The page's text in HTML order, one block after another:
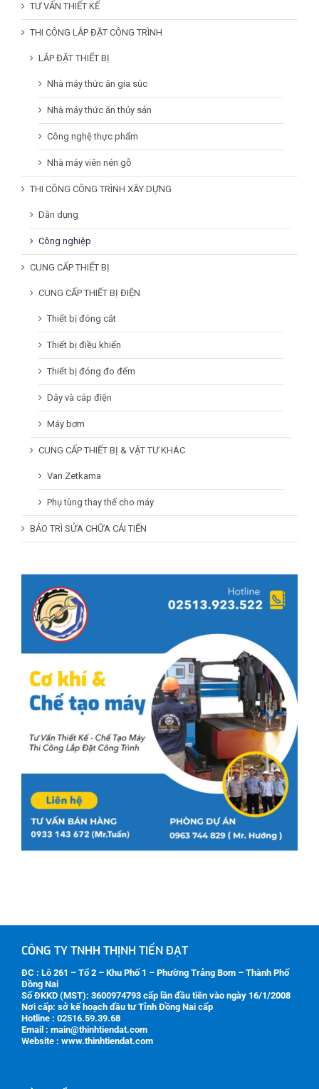
TƯ VẤN THIẾT KẾ
THI CÔNG LẮP ĐẶT CÔNG TRÌNH
LẮP ĐẶT THIẾT BỊ
Nhà máy thức ăn gia súc
Nhà máy thức ăn thủy sản
Công nghệ thực phẩm
Nhà máy viên nén gỗ
THI CÔNG CÔNG TRÌNH XÂY DỰNG
Dân dụng
Công nghiệp
CUNG CẤP THIẾT BỊ
CUNG CẤP THIẾT BỊ ĐIỆN
Thiết bị đóng cắt
Thiết bị điều khiển
Thiết bị đóng đo đếm
Dây và cáp điện
Máy bơm
CUNG CẤP THIẾT BỊ & VẬT TƯ KHÁC
Van Zetkama
Phụ tùng thay thế cho máy
BẢO TRÌ SỬA CHỮA CẢI TIẾN
CÔNG TY TNHH THỊNH TIẾN ĐẠT
ĐC : Lô 261 – Tổ 2 – Khu Phố 1 – Phường Trảng Bom – Thành Phố
Đồng Nai
Số ĐKKD (MST): 3600974793 cấp lần đầu tiên vào ngày 16/1/2008
Nơi cấp: sở kế hoạch đầu tư Tỉnh Đồng Nai cấp
Hotline : 02516.59.39.68
Email : main@thinhtiendat.com
Website : www.thinhtiendat.com